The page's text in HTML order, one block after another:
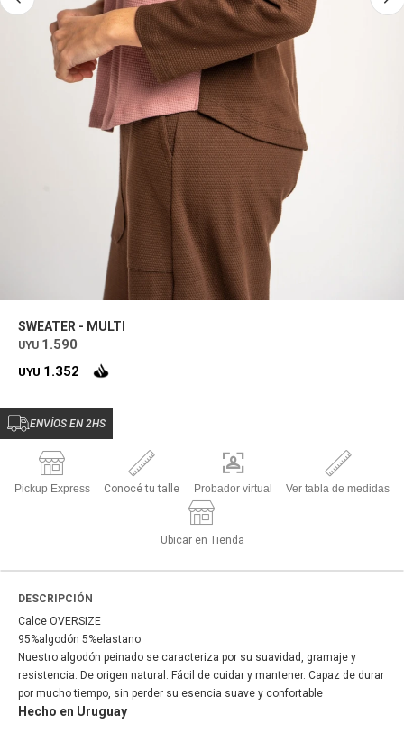
SWEATER - MULTI
UYU 1.590
UYU 1.352
ENVÍOS EN 2HS
Pickup Express Conocé tu talle Probador virtual Ver tabla de medidas
Ubicar en Tienda
DESCRIPCIÓN
Calce OVERSIZE
95%algodón 5%elastano
Nuestro algodón peinado se caracteriza por su suavidad, gramaje y
resistencia. De origen natural. Fácil de cuidar y mantener. Capaz de durar
por mucho tiempo, sin perder su esencia suave y confortable
Hecho en Uruguay